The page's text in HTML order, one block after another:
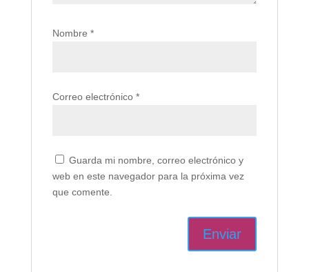
Nombre *
Correo electrónico *
Guarda mi nombre, correo electrónico y
web en este navegador para la próxima vez
que comente.